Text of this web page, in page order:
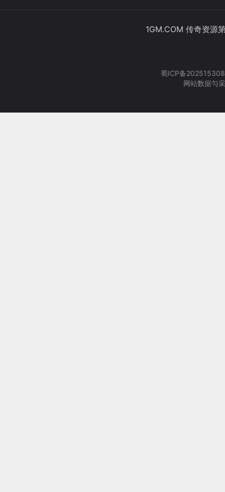
1GM.COM 传奇资源
蜀ICP备
网站数据匀